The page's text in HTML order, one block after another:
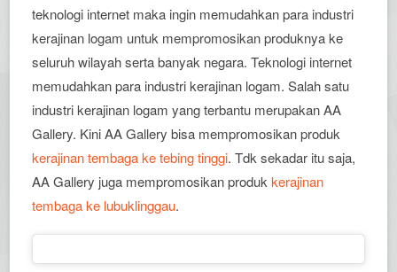
teknologi internet maka ingin memudahkan para industri
kerajinan logam untuk mempromosikan produknya ke
seluruh wilayah serta banyak negara. Teknologi internet
memudahkan para industri kerajinan logam. Salah satu
industri kerajinan logam yang terbantu merupakan AA
Gallery. Kini AA Gallery bisa mempromosikan produk
kerajinan tembaga ke tebing tinggi. Tdk sekadar itu saja,
AA Gallery juga mempromosikan produkkerajinan
tembaga ke lubuklinggau.